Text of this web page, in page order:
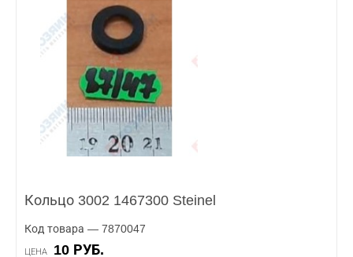
Кольцо 3002 1467300 Steinel
Код товара — 7870047
ЦЕНА 10 РУБ.